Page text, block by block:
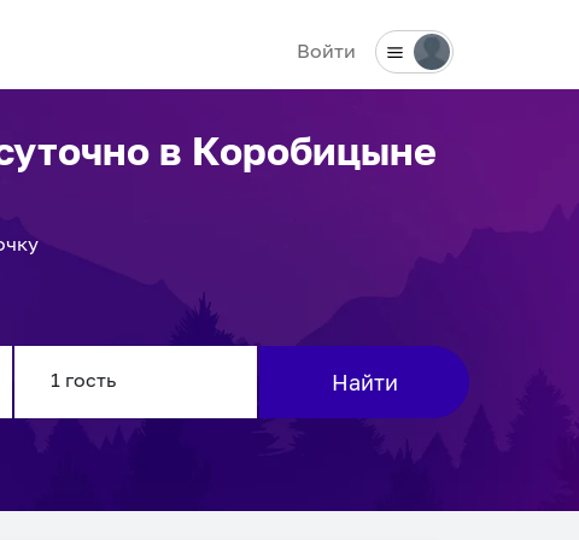
Войти
в Коробицыне
Найти